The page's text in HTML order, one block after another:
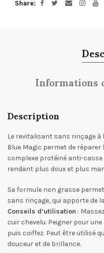
Share
Informations
Description
Le revitalisant sans rinçage à
Blue Magic permet de réparer
complexe protéiné anti-
rendant plus doux et plus
Sa formule non grasse
sans rinçage, qui apporte de
Conseils d’utilisation :
cuir chevelu. Peigner pour
puis coiffez. Peut être utilisé
douceur et de brillance.